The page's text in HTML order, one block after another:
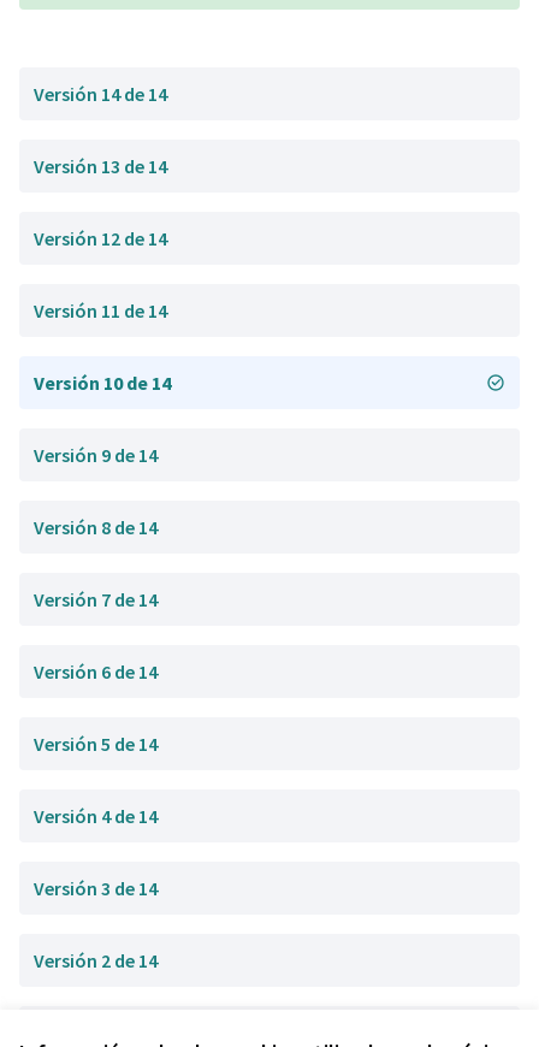
Versión 14 de 14
Versión 13 de 14
Versión 12 de 14
Versión 11 de 14
Versión 10 de 14
Versión 9 de 14
Versión 8 de 14
Versión 7 de 14
Versión 6 de 14
Versión 5 de 14
Versión 4 de 14
Versión 3 de 14
Versión 2 de 14